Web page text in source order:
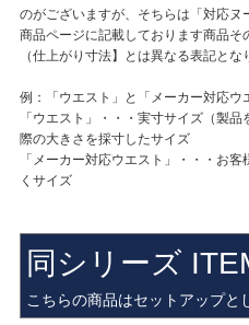
のがございますが、そちらは「対応
商品ページに記載しております商品
（仕上がり寸法】とは異なる表記とな
例：「ウエスト」と「メーカー対応ウ
「ウエスト」・・・実寸サイズ（製
際の大きさを採寸したサイズ
「メーカー対応ウエスト」・・・お
くサイズ
同シリーズ
こちらの商品はセットアップと